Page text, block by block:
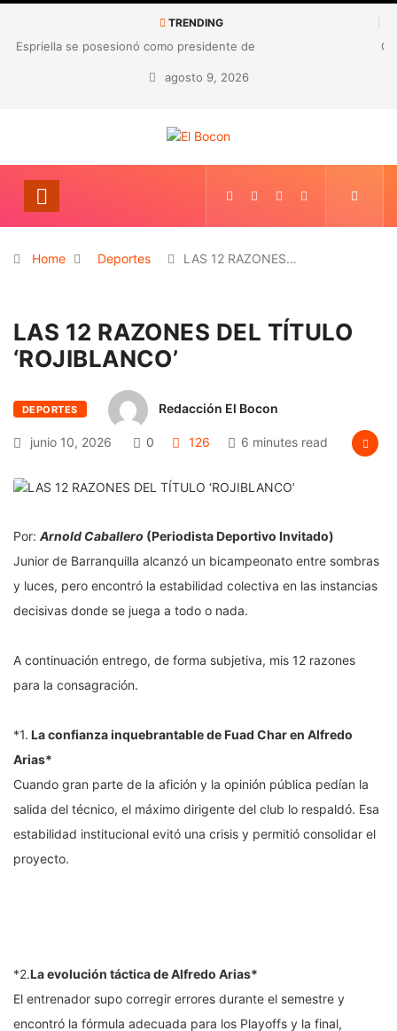
TRENDING
GRACIAS PRESIDENTE PETRO!
agosto 9, 2026
Home Deportes LAS 12 RAZONES…
LAS 12 RAZONES DEL TÍTULO
‘ROJIBLANCO’
DEPORTES Redacción El Bocon
junio 10, 2026 0 126 6 minutes read
Por: Arnold Caballero (Periodista Deportivo Invitado)
Junior de Barranquilla alcanzó un bicampeonato entre sombras
y luces, pero encontró la estabilidad colectiva en las instancias
decisivas donde se juega a todo o nada.
A continuación entrego, de forma subjetiva, mis 12 razones
para la consagración.
*1. La confianza inquebrantable de Fuad Char en Alfredo
Arias*
Cuando gran parte de la afición y la opinión pública pedían la
salida del técnico, el máximo dirigente del club lo respaldó. Esa
estabilidad institucional evitó una crisis y permitió consolidar el
proyecto.
*2.La evolución táctica de Alfredo Arias*
El entrenador supo corregir errores durante el semestre y
encontró la fórmula adecuada para los Playoffs y la final,